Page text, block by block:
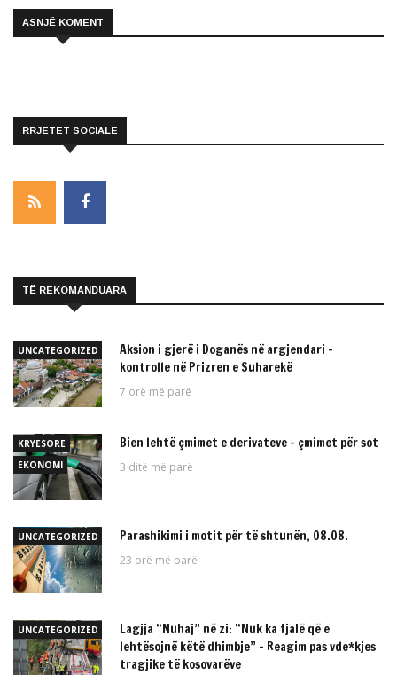
ASNJË KOMENT
RRJETET SOCIALE
TË REKOMANDUARA
UNCATEGORIZED
Aksion i gjerë i Doganës në argjendari –
kontrolle në Prizren e Suharekë
7 orë më parë
KRYESORE
EKONOMI
Bien lehtë çmimet e derivateve – çmimet për sot
3 ditë më parë
UNCATEGORIZED Parashikimi i motit për të shtunën, 08.08.
23 orë më parë
UNCATEGORIZED
Lagjja “Nuhaj” në zi: “Nuk ka fjalë që e
lehtësojnë këtë dhimbje” – Reagim pas vde*kjes
tragjike të kosovarëve